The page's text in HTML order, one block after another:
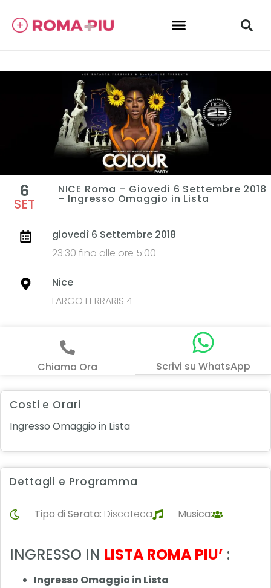
6
SET
NICE Roma – Giovedi 6 Settembre 2018
– Ingresso Omaggio in Lista
giovedì 6 Settembre 2018
23:30 fino alle ore 5:00
Nice
LARGO FERRARIS 4
Chiama Ora Scrivi su WhatsApp
Costi e Orari
Ingresso Omaggio in Lista
Dettagli e Programma
Tipo di Serata: Discoteca Musica:
INGRESSO IN LISTA ROMA PIU’ :
Ingresso Omaggio in Lista